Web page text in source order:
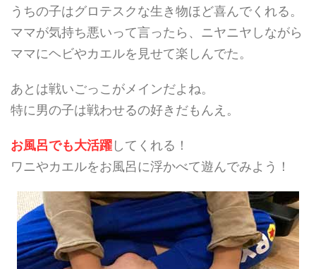
うちの子はグロテスクな生き物ほど喜んでくれる。
ママが気持ち悪いって言ったら、ニヤニヤしながら
ママにヘビやカエルを見せて楽しんでた。
あとは戦いごっこがメインだよね。
特に男の子は戦わせるの好きだもんえ。
お風呂でも大活躍してくれる！
ワニやカエルをお風呂に浮かべて遊んでみよう！